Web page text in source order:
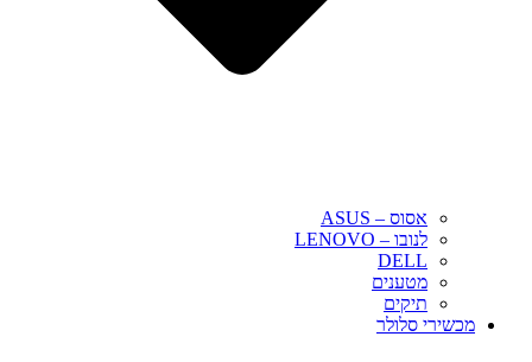
אסוס – ASUS
לנובו – LENOVO
DELL
מטענים
תיקים
מכשירי סלולר